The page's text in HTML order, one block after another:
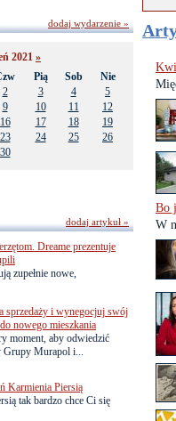
Bo
W
2021 »
Pią Sob
Nie
2 3 4
5
9 10 11
12
16 17 18
19
23 24 25
26
30
dodaj wydarzenie »
Dreame prezentuje
zupełnie nowe,
sprzedaży i wynegocjuj swój
nowego mieszkania
moment, aby odwiedzić
Murapol i...
Karmienia Piersią
tak bardzo chce Ci się
dodaj artykuł »